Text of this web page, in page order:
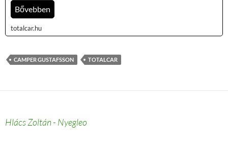
Bővebben
totalcar.hu
CAMPER GUSTAFSSON TOTALCAR
Hlács Zoltán - Nyegleo